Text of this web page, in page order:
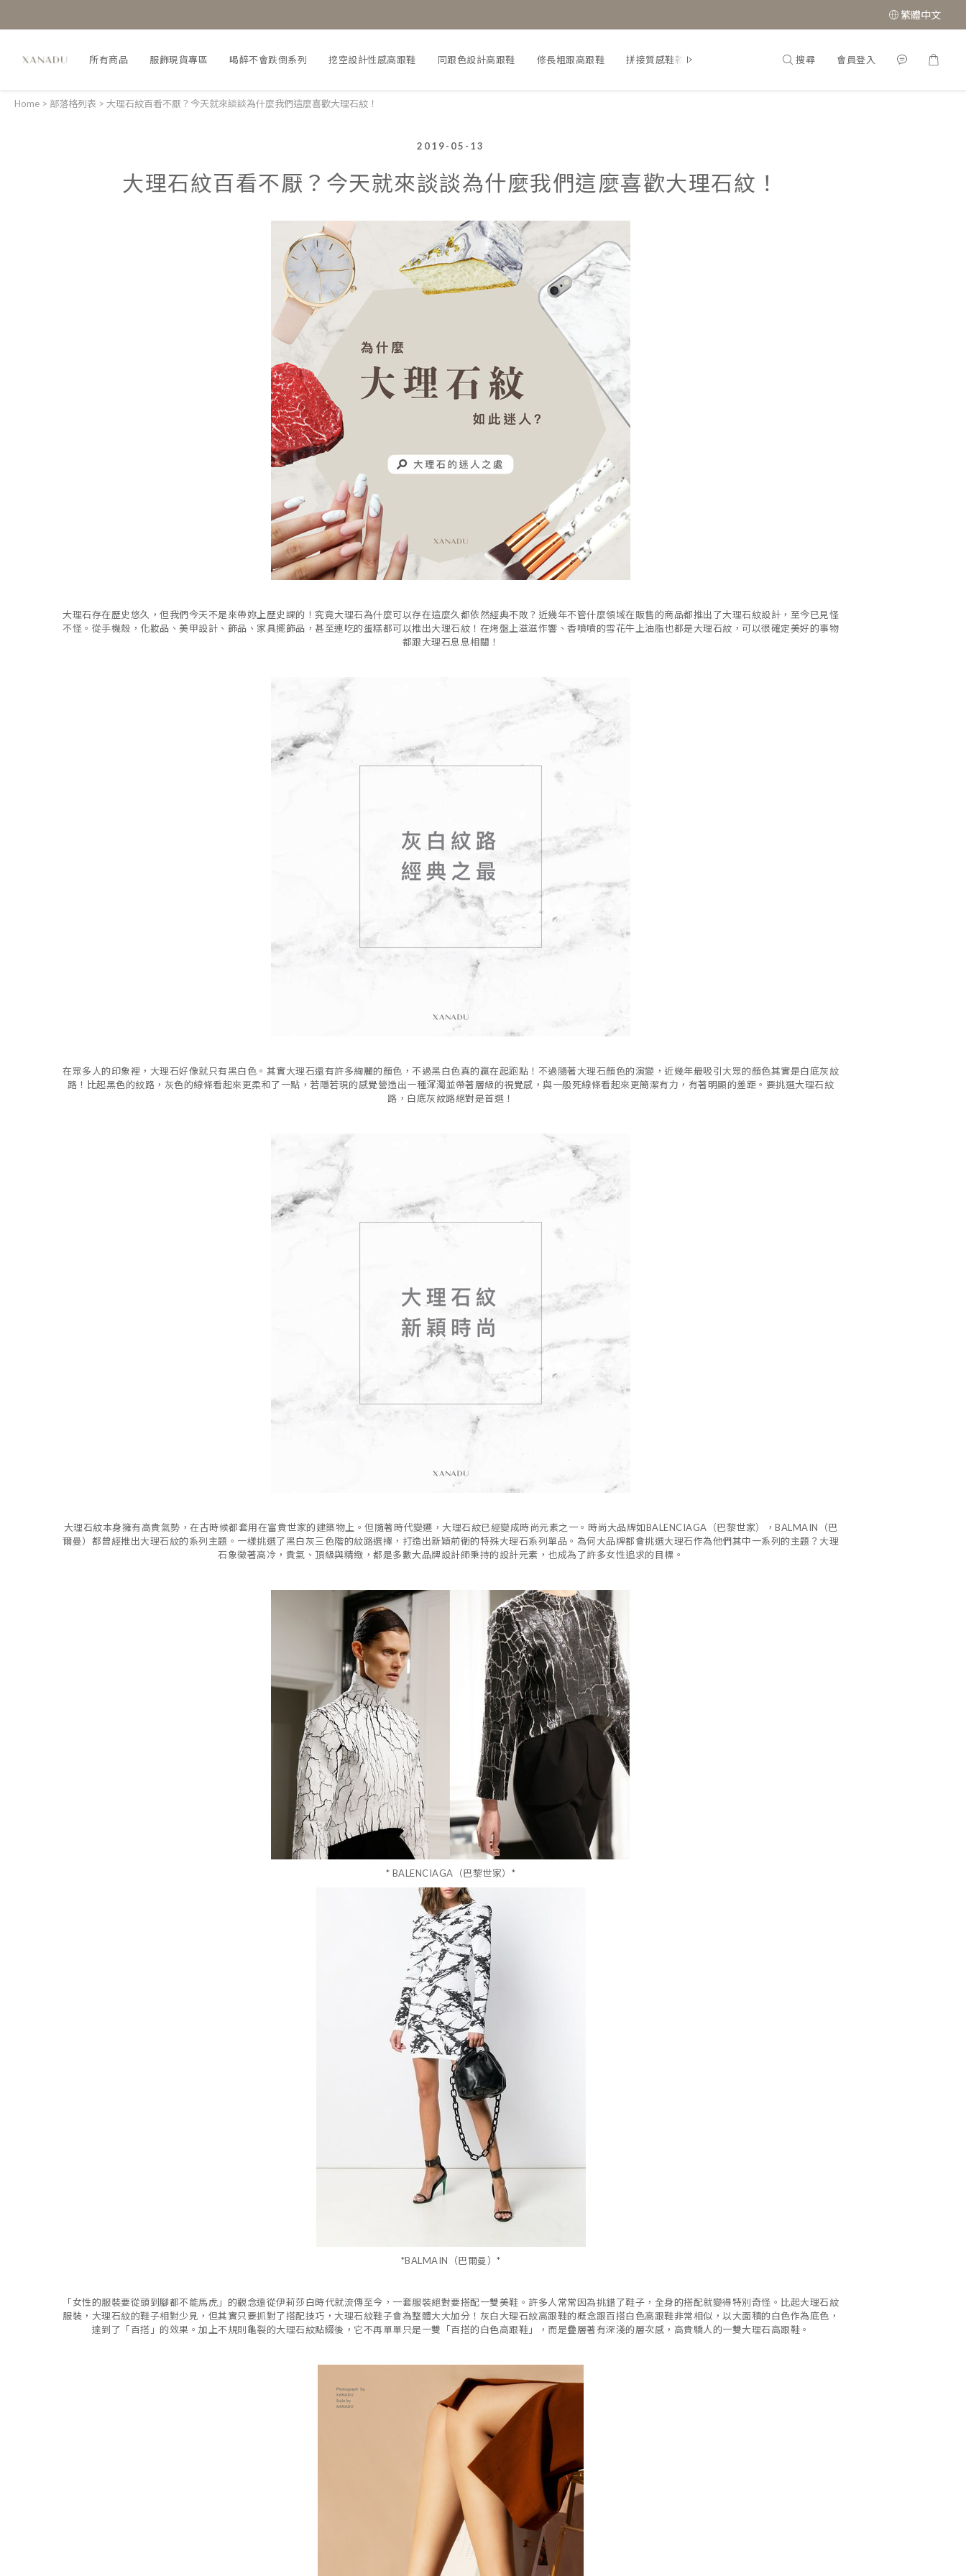
繁體中文
所有商品 服飾現貨專區 喝醉不會跌倒系列 挖空設計性感高跟鞋 同跟色設計高跟鞋 修長粗跟高跟鞋 拼接質感鞋款 搜尋 會員登入
Home > 部落格列表 > 大理石紋百看不厭？今天就來談談為什麼我們這麼喜歡大理石紋！
2019-05-13
大理石紋百看不厭？今天就來談談為什麼我們這麼喜歡大理石紋！
大理石存在歷史悠久，但我們今天不是來帶妳上歷史課的！究竟大理石為什麼可以存在這麼久都依然經典不敗？近幾年不管什麼領域在販售的商品都推出了大理石紋設計，至今已見怪
不怪。從手機殼，化妝品、美甲設計、飾品、家具擺飾品，甚至連吃的蛋糕都可以推出大理石紋！在烤盤上滋滋作響、香噴噴的雪花牛上油脂也都是大理石紋，可以很確定美好的事物
都跟大理石息息相關！
在眾多人的印象裡，大理石好像就只有黑白色。其實大理石還有許多絢麗的顏色，不過黑白色真的贏在起跑點！不過隨著大理石顏色的演變，近幾年最吸引大眾的顏色其實是白底灰紋
路！比起黑色的紋路，灰色的線條看起來更柔和了一點，若隱若現的感覺營造出一種渾濁並帶著層級的視覺感，與一般死線條看起來更簡潔有力，有著明顯的差距。要挑選大理石紋
路，白底灰紋路絕對是首選！
大理石紋本身擁有高貴氣勢，在古時候都套用在富貴世家的建築物上。但隨著時代變遷，大理石紋已經變成時尚元素之一。時尚大品牌如BALENCIAGA（巴黎世家），BALMAIN（巴
爾曼）都曾經推出大理石紋的系列主題。一樣挑選了黑白灰三色階的紋路選擇，打造出新穎前衛的特殊大理石系列單品。為何大品牌都會挑選大理石作為他們其中一系列的主題？大理
石象徵著高冷，貴氣、頂級與精緻，都是多數大品牌設計師秉持的設計元素，也成為了許多女性追求的目標。
* BALENCIAGA（巴黎世家）*
*BALMAIN（巴爾曼）*
「女性的服裝要從頭到腳都不能馬虎」的觀念遠從伊莉莎白時代就流傳至今，一套服裝絕對要搭配一雙美鞋。許多人常常因為挑錯了鞋子，全身的搭配就變得特別奇怪。比起大理石紋
服裝，大理石紋的鞋子相對少見，但其實只要抓對了搭配技巧，大理石紋鞋子會為整體大大加分！灰白大理石紋高跟鞋的概念跟百搭白色高跟鞋非常相似，以大面積的白色作為底色，
達到了「百搭」的效果。加上不規則龜裂的大理石紋點綴後，它不再單單只是一雙「百搭的白色高跟鞋」，而是疊層著有深淺的層次感，高貴驕人的一雙大理石高跟鞋。